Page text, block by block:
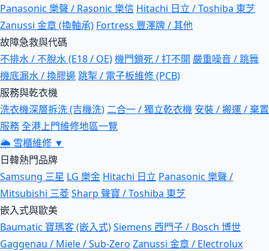
Panasonic 樂聲 / Rasonic 樂信 Hitachi 日立 / Toshiba 東芝
Zanussi 金章 (換軸承) Fortress 豐澤牌 / 其他
故障急救與代碼
不排水 / 不脫水 (E18 / OE)機門鎖死 / 打不開 嚴重噪音 / 跳舞
機底漏水 / 換膠邊跳掣 / 電子板維修 (PCB)
服務與乾衣機
洗衣機深層拆洗 (吉機洗) 二合一 / 獨立乾衣機 安裝 / 搬運 / 棄置
服務全港上門維修地區一覽
🌦 雪櫃維修 ▼
日韓熱門品牌
Samsung 三星 LG 樂金 Hitachi 日立 Panasonic 樂聲 /
Mitsubishi 三菱Sharp 聲寶 / Toshiba 東芝
嵌入式與歐美
Baumatic 寶瑪客 (嵌入式)Siemens 西門子 / Bosch 博世
Gaggenau / Miele / Sub-Zero Zanussi 金章 / Electrolux